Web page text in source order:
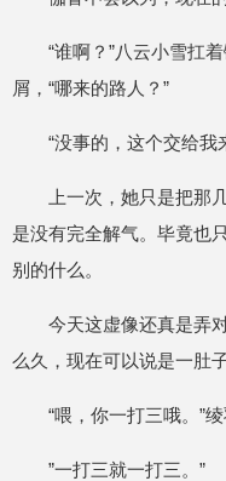
“谁啊？”八云小雪扛
屑，“哪来的路人？”
“没事的，这个交给我
上一次，她只是把那
是没有完全解气。毕竟也
别的什么。
今天这虚像还真是弄
么久，现在可以说是一肚
“喂，你一打三哦。”
”一打三就一打三。”